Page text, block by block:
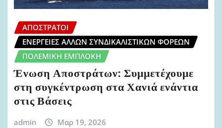
ΑΠΌΣΤΡΑΤΟΙ
ΕΝΈΡΓΕΙΕΣ ΆΛΛΩΝ ΣΥΝΔΙΚΑΛΙΣΤΙΚΏΝ ΦΟΡΈΩΝ
ΠΟΛΕΜΙΚΉ ΕΜΠΛΟΚΉ
Ένωση Αποστράτων: Συμμετέχουμε
στη συγκέντρωση στα Χανιά ενάντια
στις Βάσεις
admin Μαρ 19, 2026